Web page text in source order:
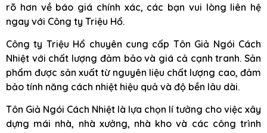
rõ hơn về báo giá chính xác, các bạn vui lòng liên hệ
ngay với Công ty Triệu Hổ.
Công ty Triệu Hổ chuyên cung cấp Tôn Giả Ngói Cách
Nhiệt với chất lượng đảm bảo và giá cả cạnh tranh. Sản
phẩm được sản xuất từ nguyên liệu chất lượng cao, đảm
bảo tính năng cách nhiệt hiệu quả và độ bền lâu dài.
Tôn Giả Ngói Cách Nhiệt là lựa chọn lí tưởng cho việc xây
dựng mái nhà, nhà xưởng, nhà kho và các công trình